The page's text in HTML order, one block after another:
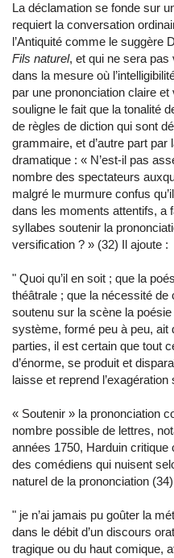
La déclamation se fonde sur
requiert la conversation
l’Antiquité comme le suggère
Fils naturel, et qui ne sera
dans la mesure où
par une prononciation claire
souligne le fait que la tonalité
de règles de diction qui sont
grammaire, et d’autre part
dramatique : « N’est-il pas
nombre des spectateurs
malgré le murmure confus
dans les moments attentifs, a
syllabes soutenir la
versification ? » (32) Il ajoute :
" Quoi qu’il en soit ; que la
théâtrale ; que la nécessité de
soutenu sur la scène la
système, formé peu à peu, ait
parties, il est certain que tout
d’énorme, se produit et
laisse et reprend
« Soutenir » la prononciation
nombre possible de lettres,
années 1750, Harduin
des comédiens qui nuisent
naturel de la prononciation
" je n’ai jamais pu goûter la
dans le débit d’un discours
tragique ou du haut comique,